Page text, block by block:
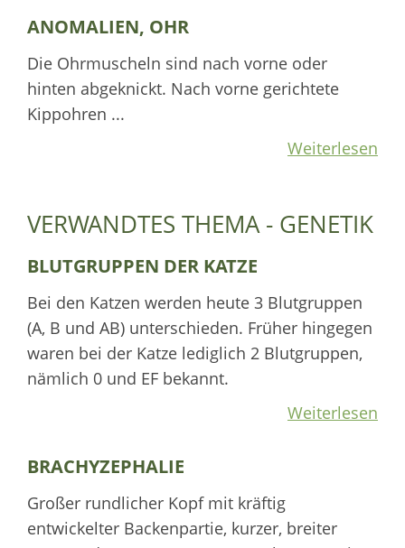
ANOMALIEN, OHR
Die Ohrmuscheln sind nach vorne oder
hinten abgeknickt. Nach vorne gerichtete
Kippohren ...
Weiterlesen
VERWANDTES THEMA - GENETIK
BLUTGRUPPEN DER KATZE
Bei den Katzen werden heute 3 Blutgruppen
(A, B und AB) unterschieden. Früher hingegen
waren bei der Katze lediglich 2 Blutgruppen,
nämlich 0 und EF bekannt.
Weiterlesen
BRACHYZEPHALIE
Großer rundlicher Kopf mit kräftig
entwickelter Backenpartie, kurzer, breiter